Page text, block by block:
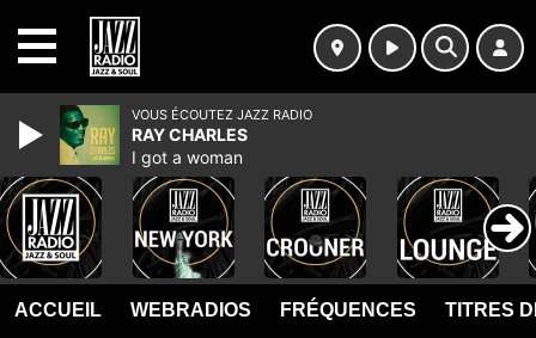
ACCUEIL WEBRADIOS FRÉQUENCES TITRES
VOUS ÉCOUTEZ JAZZ RADIO
RAY CHARLES
I got a woman